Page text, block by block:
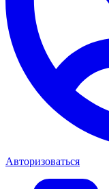
Авторизоваться